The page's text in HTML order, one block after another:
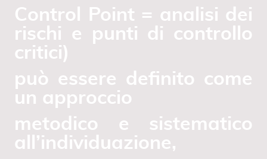
Control Point = analisi dei
rischi e punti di controllo
critici)
può essere definito come
un approccio
metodico e sistematico
all’individuazione,